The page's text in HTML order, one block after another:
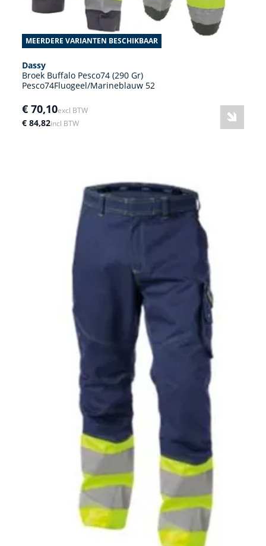
MEERDERE VARIANTEN BESCHIKBAAR
Dassy
Broek Buffalo Pesco74 (290 Gr)
Pesco74Fluogeel/Marineblauw 52
€ 70,10excl BTW
€ 84,82incl BTW